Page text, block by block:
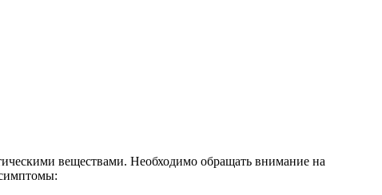
веществами. Необходимо обращать внимание на